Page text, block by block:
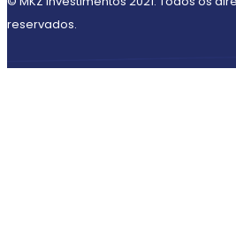
reservados.